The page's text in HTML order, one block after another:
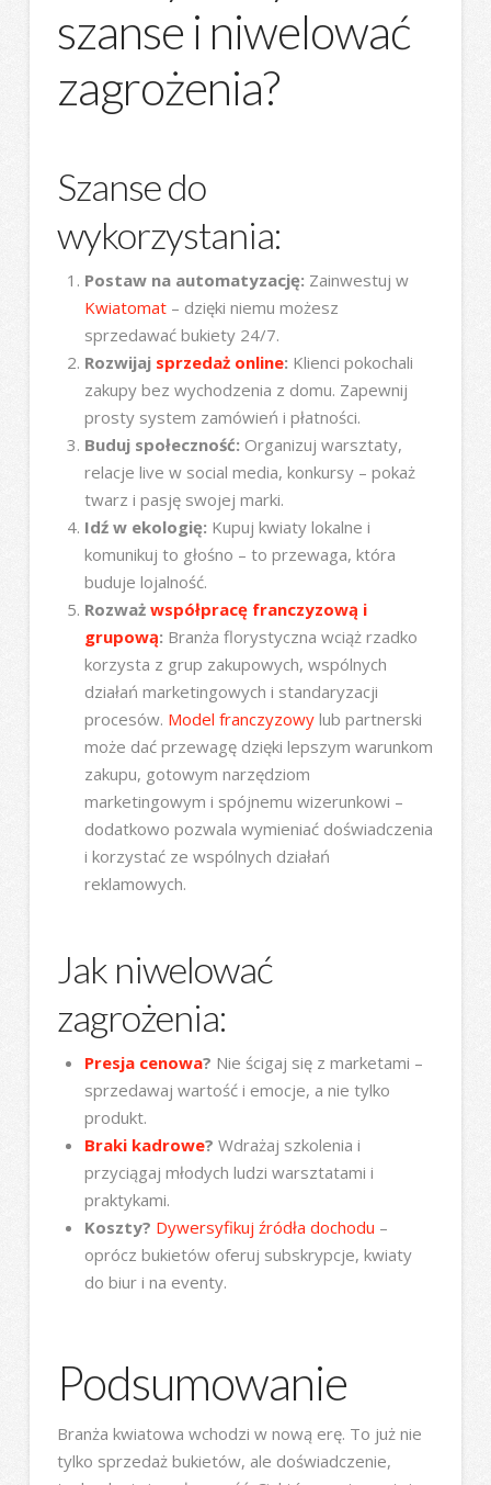
szanse i niwelować
zagrożenia?
Szanse do
wykorzystania:
Postaw na automatyzację: Zainwestuj w
Kwiatomat– dzięki niemu możesz
sprzedawać bukiety 24/7.
Rozwijaj sprzedaż online: Klienci pokochali
zakupy bez wychodzenia z domu. Zapewnij
prosty system zamówień i płatności.
Buduj społeczność: Organizuj warsztaty,
relacje live w social media, konkursy – pokaż
twarz i pasję swojej marki.
Idź w ekologię: Kupuj kwiaty lokalne i
komunikuj to głośno – to przewaga, która
buduje lojalność.
Rozważ współpracę franczyzową i
grupową: Branża florystyczna wciąż rzadko
korzysta z grup zakupowych, wspólnych
działań marketingowych i standaryzacji
procesów. Model franczyzowylub partnerski
może dać przewagę dzięki lepszym warunkom
zakupu, gotowym narzędziom
marketingowym i spójnemu wizerunkowi –
dodatkowo pozwala wymieniać doświadczenia
i korzystać ze wspólnych działań
reklamowych.
Jak niwelować
zagrożenia:
Presja cenowa? Nie ścigaj się z marketami –
sprzedawaj wartość i emocje, a nie tylko
produkt.
Braki kadrowe? Wdrażaj szkolenia i
przyciągaj młodych ludzi warsztatami i
praktykami.
Koszty? Dywersyfikuj źródła dochodu –
oprócz bukietów oferuj subskrypcje, kwiaty
do biur i na eventy.
Podsumowanie
Branża kwiatowa wchodzi w nową erę. To już nie
tylko sprzedaż bukietów, ale doświadczenie,